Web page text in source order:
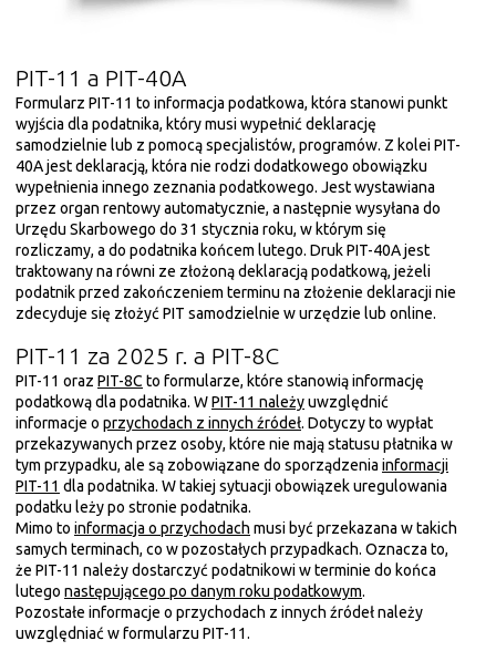
PIT-11 a PIT-40A
Formularz PIT-11 to informacja podatkowa, która stanowi punkt
wyjścia dla podatnika, który musi wypełnić deklarację
samodzielnie lub z pomocą specjalistów, programów. Z kolei PIT-
40A jest deklaracją, która nie rodzi dodatkowego obowiązku
wypełnienia innego zeznania podatkowego. Jest wystawiana
przez organ rentowy automatycznie, a następnie wysyłana do
Urzędu Skarbowego do 31 stycznia roku, w którym się
rozliczamy, a do podatnika końcem lutego. Druk PIT-40A jest
traktowany na równi ze złożoną deklaracją podatkową, jeżeli
podatnik przed zakończeniem terminu na złożenie deklaracji nie
zdecyduje się złożyć PIT samodzielnie w urzędzie lub online.
PIT-11 za 2025 r. a PIT-8C
PIT-11 oraz PIT-8C to formularze, które stanowią informację
podatkową dla podatnika. WPIT-11 należyuwzględnić
informacje o przychodach z innych źródeł. Dotyczy to wypłat
przekazywanych przez osoby, które nie mają statusu płatnika w
tym przypadku, ale są zobowiązane do sporządzenia informacji
PIT-11 dla podatnika. W takiej sytuacji obowiązek uregulowania
podatku leży po stronie podatnika.
Mimo to informacja o przychodach musi być przekazana w takich
samych terminach, co w pozostałych przypadkach. Oznacza to,
że PIT-11 należy dostarczyć podatnikowi w terminie do końca
lutego następującego po danym roku podatkowym.
Pozostałe informacje o przychodach z innych źródeł należy
uwzględniać w formularzu PIT-11.